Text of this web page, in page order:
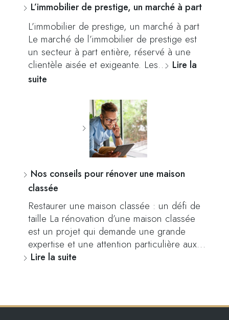
L’immobilier de prestige, un marché à part
L’immobilier de prestige, un marché à part
Le marché de l’immobilier de prestige est
un secteur à part entière, réservé à une
clientèle aisée et exigeante. Les… Lire la
suite
Nos conseils pour rénover une maison
classée
Restaurer une maison classée : un défi de
taille La rénovation d’une maison classée
est un projet qui demande une grande
expertise et une attention particulière aux…
Lire la suite